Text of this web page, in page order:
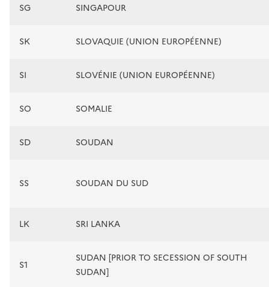
SG SINGAPOUR
SK SLOVAQUIE (UNION EUROPÉENNE)
SI SLOVÉNIE (UNION EUROPÉENNE)
SO SOMALIE
SD SOUDAN
SS SOUDAN DU SUD
LK SRI LANKA
S1
SUDAN [PRIOR TO SECESSION OF SOUTH
SUDAN]